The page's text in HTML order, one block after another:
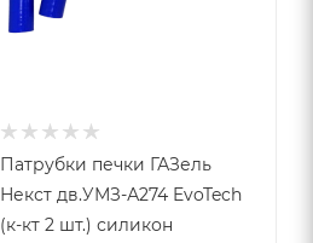
Патрубки печки ГАЗель
Некст дв.УМЗ-А274 EvoTech
(к-кт 2 шт.) силикон